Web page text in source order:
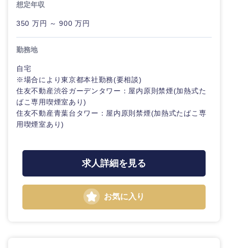
近畿地方
想定年収
350 万円 ～ 900 万円
勤務地
自宅
※場合により東京都本社勤務(要相談)
住友不動産渋谷ガーデンタワー：屋内原則禁煙(加熱式た
ばこ専用喫煙室あり)
住友不動産青葉台タワー：屋内原則禁煙(加熱式たばこ専
用喫煙室あり)
求人詳細を見る
お気に入り